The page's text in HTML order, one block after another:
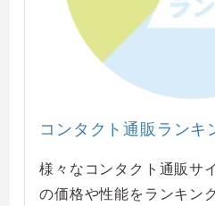
コンタクト通販ランキ
様々なコンタクト通販サ
の価格や性能をランキン